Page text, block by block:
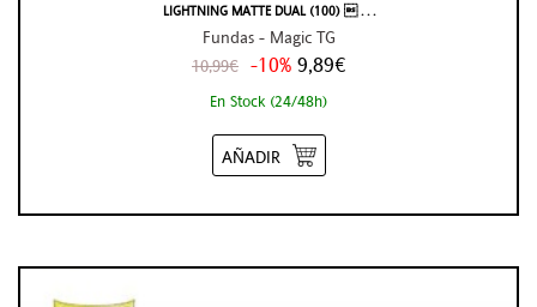
LIGHTNING MATTE DUAL (100)  . . .
Fundas - Magic TG
10,99€ -10% 9,89€
En Stock (24/48h)
AÑADIR